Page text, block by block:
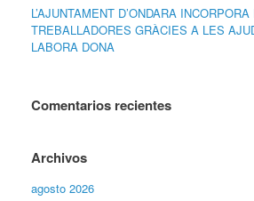
L’AJUNTAMENT D’ONDARA
TREBALLADORES GRÀCIES A LES
LABORA DONA
Comentarios recientes
Archivos
agosto 2026